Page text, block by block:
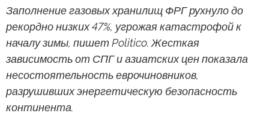
Заполнение газовых хранилищ ФРГ рухнуло до
рекордно низких 47%, угрожая катастрофой к
началу зимы, пишет Politico. Жесткая
зависимость от СПГ и азиатских цен показала
несостоятельность еврочиновников,
разрушивших энергетическую безопасность
континента.